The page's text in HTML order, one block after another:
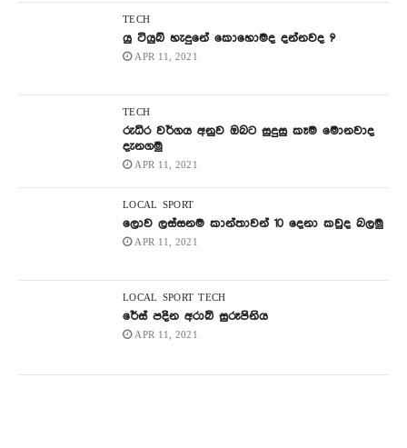
TECH
යු ටියුබ් හැදුනේ කොහොමද දන්නවද ?
APR 11, 2021
TECH
රුධිර වර්ගය අනුව ඔබට සුදුසු කෑම මොනවාද
දැනගමු
APR 11, 2021
LOCAL SPORT
ලොව ලස්සනම කාන්තාවන් 10 දෙනා කවුද බලමු
APR 11, 2021
LOCAL SPORT TECH
රේස් පදින අරාබි සුරූපිනිය
APR 11, 2021